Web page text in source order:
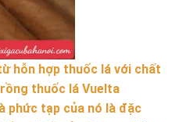
hỗn hợp thuốc lá với chất
thuốc lá Vuelta
phức tạp của nó là đặc